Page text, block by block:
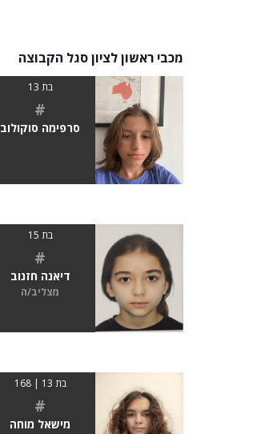
מכבי ראשון לציון סגל הקבוצה
בת 13
#
סרפימה סוקולוב
בת 15
#
דיאנה חזנוב
מצליב/ה
בת 13 | 168
#
מישאל מוחה